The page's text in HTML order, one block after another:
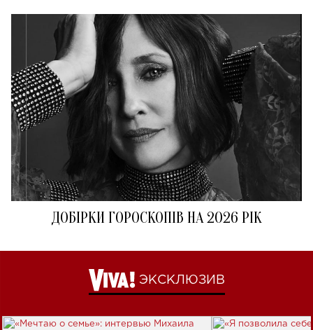
ДОБІРКИ ГОРОСКОПІВ НА 2026 РІК
ЭКСКЛЮЗИВ